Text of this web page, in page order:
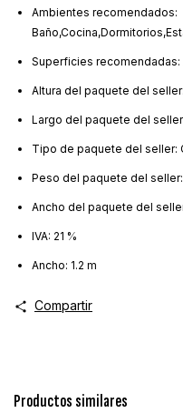
Ambientes recomendados:
Superficies recomendadas:
Altura del paquete del
Largo del paquete del
Tipo de paquete del seller:
Peso del paquete del seller:
Ancho del paquete del
IVA: 21 %
Ancho: 1.2 m
Compartir
Productos similares